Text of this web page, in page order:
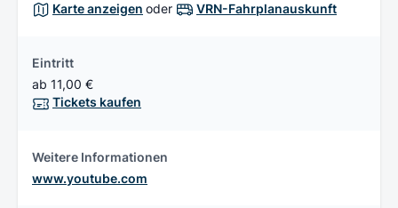
Karte anzeigen oder VRN-Fahrplanauskunft
Eintritt
ab 11,00 €
Tickets kaufen
Weitere Informationen
www.youtube.com